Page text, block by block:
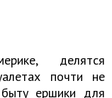
делятся
почти не
ершики для